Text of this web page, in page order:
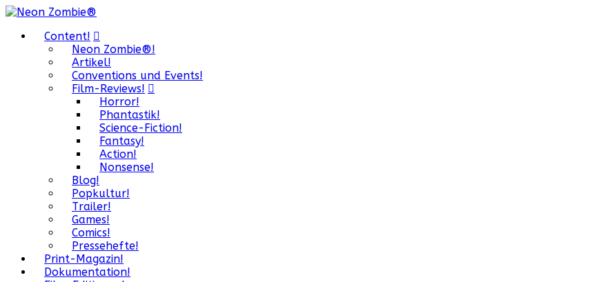
Content!
Neon Zombie®!
Artikel!
Conventions und Events!
Film-Reviews!
Horror!
Phantastik!
Science-Fiction!
Fantasy!
Action!
Nonsense!
Blog!
Popkultur!
Trailer!
Games!
Comics!
Pressehefte!
Print-Magazin!
Dokumentation!